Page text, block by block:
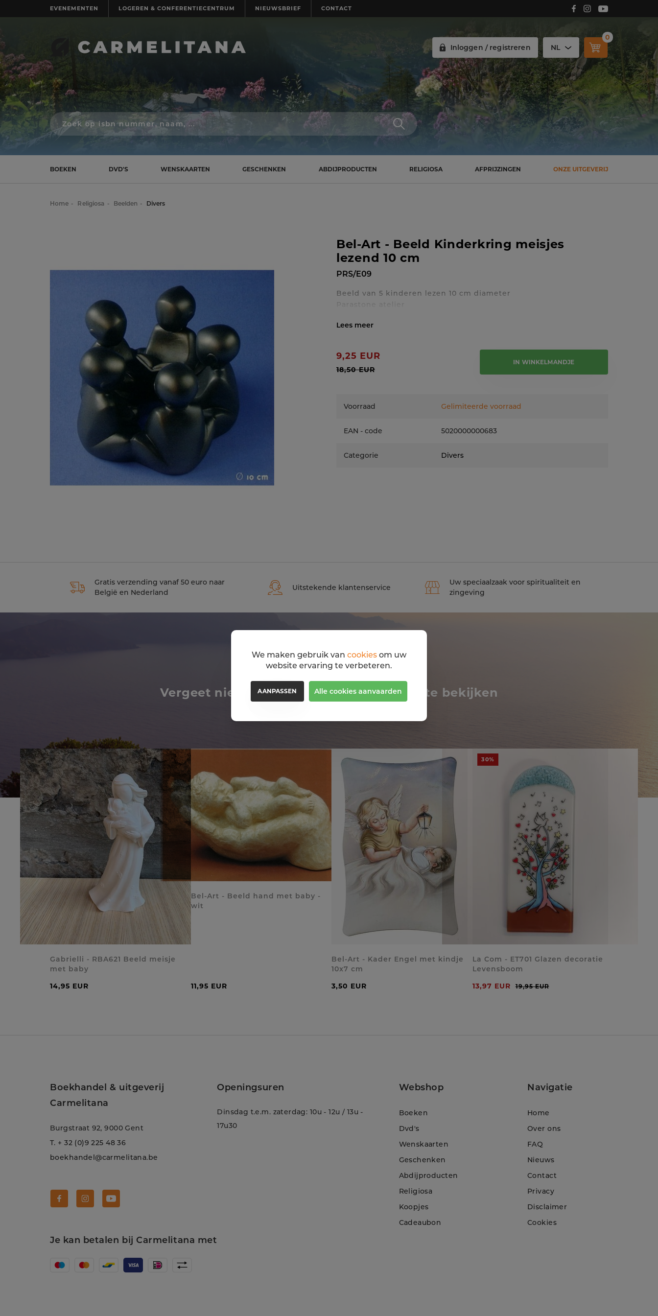
EVENEMENTEN LOGEREN & CONFERENTIECENTRUM NIEUWSBRIEF CONTACT Volg Carmelitana op Facebook!
Volg Carmelitana op Instagram!
Volg Carmelitana op Youtube!
Inloggen / registreren NL
0
Zoek
op
isbn
schrijver,
naam
BOEKEN DVD'S WENSKAARTEN GESCHENKEN ABDIJPRODUCTEN RELIGIOSA AFPRIJZINGEN ONZE UITGEVERIJ
Home Religiosa Beelden Divers
Bel-Art - Beeld Kinderkring meisjes
lezend 10 cm
PRS/E09
Beeld van 5 kinderen lezen 10 cm diameter
Parastone atelier
9,25 EUR
18,50 EUR
IN WINKELMANDJE
Voorraad Gelimiteerde voorraad
EAN - code 5020000000683
Categorie Divers
Gratis verzending vanaf 50 euro naar
België en Nederland
Uitstekende klantenservice
Uw speciaalzaak voor spiritualiteit en
zingeving
Vergeet niet om deze religiosa ook eens te bekijken
Gabrielli - RBA621 Beeld meisje
met baby
14,95 EUR
Bel-Art - Beeld hand met baby -
wit
11,95 EUR
Bel-Art - Kader Engel met kindje
10x7 cm
3,50 EUR
30%
La Com - ET701 Glazen decoratie
Levensboom
13,97 EUR
19,95 EUR
Boekhandel & uitgeverij
Carmelitana
Burgstraat 92, 9000 Gent
T. + 32 (0)9 225 48 36
boekhandel@carmelitana.be
Openingsuren
Dinsdag t.e.m. zaterdag: 10u - 12u / 13u -
17u30
Je kan betalen bij Carmelitana met
Webshop
Boeken
Dvd's
Wenskaarten
Geschenken
Abdijproducten
Religiosa
Koopjes
Cadeaubon
Navigatie
Home
Over ons
FAQ
Nieuws
Contact
Privacy
Disclaimer
Cookies
We maken gebruik van cookies om uw
website ervaring te verbeteren.
AANPASSEN Alle cookies aanvaarden